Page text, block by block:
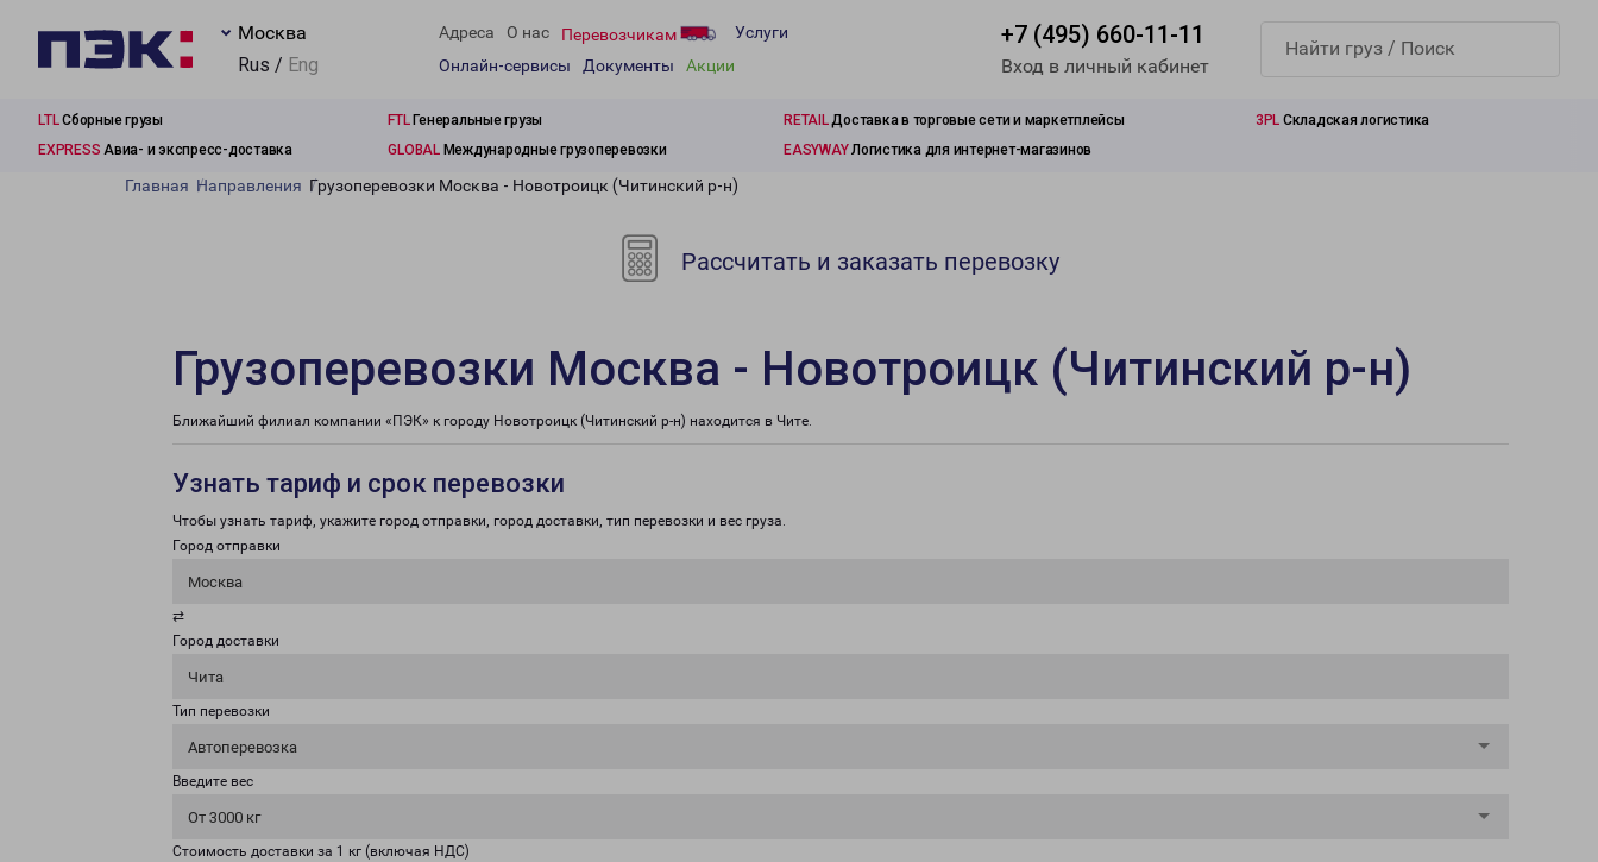
Москва
Rus / Eng
Адреса О нас Перевозчикам
Услуги
Онлайн-сервисы
Документы Акции
+7 (495) 660-11-11
Вход в личный кабинет
LTLСборные грузы FTLГенеральные грузы RETAILДоставка в торговые сети и маркетплейсы 3PL Складская логистика
EXPRESS Авиа- и экспресс-доставка GLOBALМеждународные грузоперевозки EASYWAYЛогистика для интернет-магазинов
Главная Направления Грузоперевозки Москва - Новотроицк (Читинский р-н)
Рассчитать и заказать перевозку
Грузоперевозки Москва - Новотроицк (Читинский р-н)
Ближайший филиал компании «ПЭК» к городу Новотроицк (Читинский р-н) находится в Чите.
Узнать тариф и срок перевозки
Чтобы узнать тариф, укажите город отправки, город доставки, тип перевозки и вес груза.
Город отправки
Москва
⇄
Город доставки
Чита
Тип перевозки
Автоперевозка
Введите вес
От 3000 кг
Стоимость доставки за 1 кг (включая НДС)